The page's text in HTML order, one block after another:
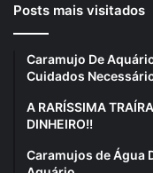
Posts mais visitados
Caramujo De
Cuidados
A RARÍSSIMA
DINHEIRO!!
Caramujos de Água